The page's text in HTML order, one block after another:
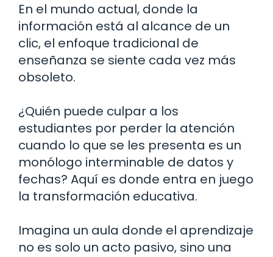
En el mundo actual, donde la
información está al alcance de un
clic, el enfoque tradicional de
enseñanza se siente cada vez más
obsoleto.
¿Quién puede culpar a los
estudiantes por perder la atención
cuando lo que se les presenta es un
monólogo interminable de datos y
fechas? Aquí es donde entra en juego
la transformación educativa.
Imagina un aula donde el aprendizaje
no es solo un acto pasivo, sino una